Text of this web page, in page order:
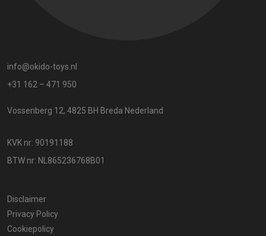
info@okido-toys.nl
+31 162 – 471 950
Vossenberg 12, 4825 BH Breda Nederland
KVK nr: 90191188
BTW nr: NL865236768B01
Disclaimer
Privacy Policy
Cookiepolicy